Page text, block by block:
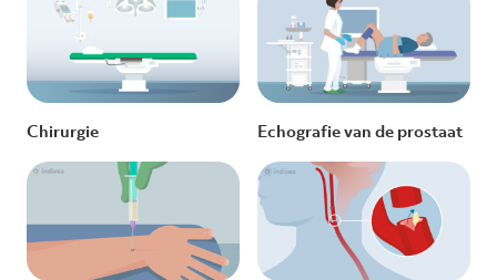
Chirurgie Echografie van de prostaat